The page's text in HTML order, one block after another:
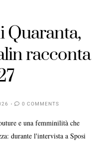
Quaranta,
racconta
0 COMMENTS
e una femminilità che
durante l'intervista a Sposi